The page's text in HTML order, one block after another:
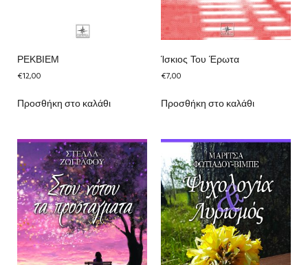
ΡΕΚΒΙΕΜ
€12,00
Προσθήκη στο καλάθι
Ίσκιος Του Έρωτα
€7,00
Προσθήκη στο καλάθι